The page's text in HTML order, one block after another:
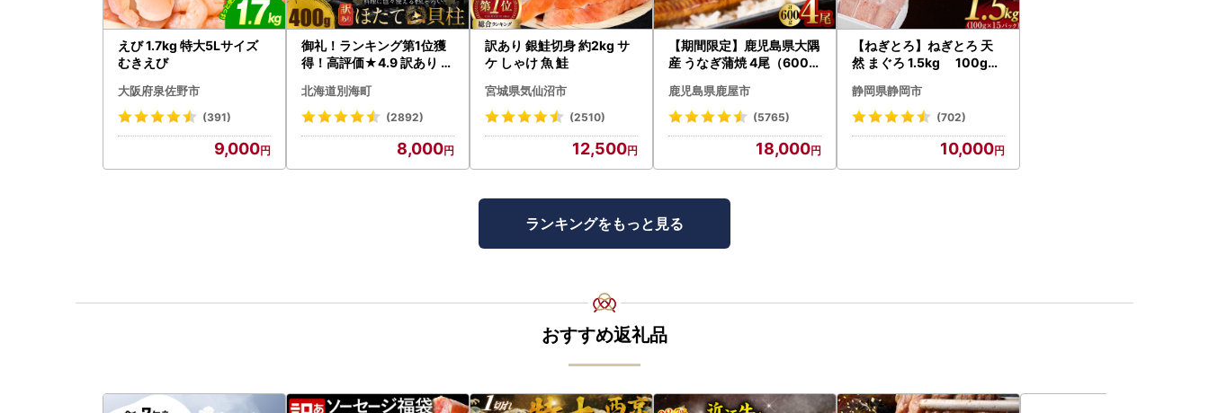
えび 1.7kg 特大5Lサイズ
むきえび
大阪府泉佐野市
(391)
9,000
御礼！ランキング第1位獲
得！高評価★4.9 訳あり ホ
貝柱 冷凍 ）
北海道別海町
(2892)
8,000
訳あり 銀鮭切身 約2kg サ
ケ しゃけ 魚 鮭
宮城県気仙沼市
(2510)
12,500
【期間限定】鹿児島県大隅
産 うなぎ蒲焼 4尾（600g
うなぎ 鰻 魚 惣菜 総菜
鹿児島県鹿屋市
(5765)
18,000
【ねぎとろ】ねぎとろ 天
然 まぐろ 1.5kg 100g×1
静岡県静岡市
(702)
10,000
ランキングをもっと見る
おすすめ返礼品